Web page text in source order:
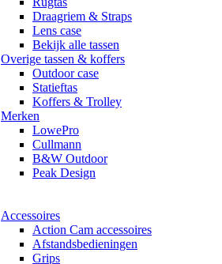
Draagriem & Straps
Lens case
Bekijk alle tassen
Overige tassen & koffers
Outdoor case
Statieftas
Koffers & Trolley
Merken
LowePro
Cullmann
B&W Outdoor
Peak Design
Accessoires
Action Cam accessoires
Afstandsbedieningen
Grips